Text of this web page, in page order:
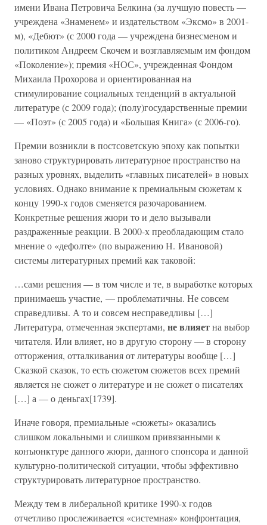
имени Ивана Петровича Белкина (за лучшую повесть —
учреждена «Знаменем» и издательством «Эксмо» в 2001-
м), «Дебют» (с 2000 года — учреждена бизнесменом и
политиком Андреем Скочем и возглавляемым им фондом
«Поколение»); премия «НОС», учрежденная Фондом
Михаила Прохорова и ориентированная на
стимулирование социальных тенденций в актуальной
литературе (с 2009 года); (полу)государственные премии
— «Поэт» (с 2005 года) и «Большая Книга» (с 2006-го).
Премии возникли в постсоветскую эпоху как попытки
заново структурировать литературное пространство на
разных уровнях, выделить «главных писателей» в новых
условиях. Однако внимание к премиальным сюжетам к
концу 1990-х годов сменяется разочарованием.
Конкретные решения жюри то и дело вызывали
раздраженные реакции. В 2000-х преобладающим стало
мнение о «дефолте» (по выражению Н. Ивановой)
системы литературных премий как таковой:
…сами решения — в том числе и те, в выработке которых
принимаешь участие, — проблематичны. Не совсем
справедливы. А то и совсем несправедливы […]
Литература, отмеченная экспертами, не влияетна выбор
читателя. Или влияет, но в другую сторону — в сторону
отторжения, отталкивания от литературы вообще […]
Сказкой сказок, то есть сюжетом сюжетов всех премий
является не сюжет о литературе и не сюжет о писателях
[…] а — о деньгах[1739].
Иначе говоря, премиальные «сюжеты» оказались
слишком локальными и слишком привязанными к
конъюнктуре данного жюри, данного спонсора и данной
культурно-политической ситуации, чтобы эффективно
структурировать литературное пространство.
Между тем в либеральной критике 1990-х годов
отчетливо прослеживается «системная» конфронтация,